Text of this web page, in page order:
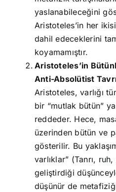
yaslanabileceğini
Aristoteles’in her
dahil edeceklerini
koyamamıştır.
Aristoteles’in
Anti-Absolütist
Aristoteles, varlığı
bir “mutlak bütün”
reddeder. Hece,
üzerinden bütün ve
gösterilir. Bu
varlıklar” (Tanrı,
geliştirdiği
düşünür de